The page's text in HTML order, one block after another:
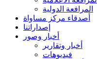
المرافعة الدولية
أصدقاء مركز مساواة
إصداراتنا
أخبار وصور
أخبار وتقارير
فيديوهات